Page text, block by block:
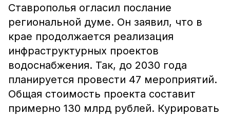
Ставрополья огласил послание
региональной думе. Он заявил, что в
крае продолжается реализация
инфраструктурных проектов
водоснабжения. Так, до 2030 года
планируется провести 47 мероприятий.
Общая стоимость проекта составит
примерно 130 млрд рублей. Курировать